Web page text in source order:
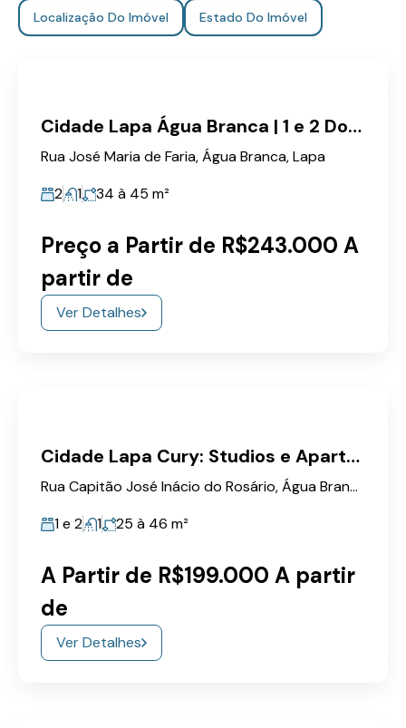
Localização Do Imóvel Estado Do Imóvel
Cidade Lapa Água Branca | 1 e 2 Dorms 34 à 45m Próx Metrô
Rua José Maria de Faria, Água Branca, Lapa
2
1 34 à 45 m²
Preço a Partir de R$243.000 A
partir de
Ver Detalhes
Cidade Lapa Cury: Studios e Apartamentos na Lapa 25m à 46m
Rua Capitão José Inácio do Rosário, Água Branca, Lapa
1 e 2
1 25 à 46 m²
A Partir de R$199.000 A partir
de
Ver Detalhes